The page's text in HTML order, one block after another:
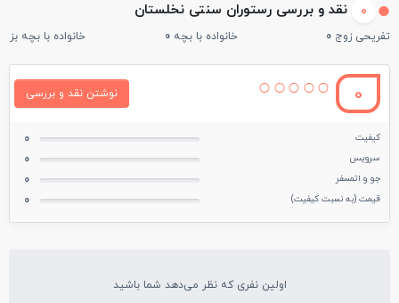
0 نقد و بررسی رستوران سنتی نخلستان
تفریحی زوج 0 خانواده با بچه 0 خانواده با بچه
0 نوشتن نقد و بررسی
کیفیت 0
سرویس 0
جو و اتمسفر 0
قیمت (به نسبت کیفیت) 0
اولین نفری که نظر می‌دهد شما باشید